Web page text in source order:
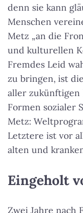
denn sie kann
Menschen
Metz „an die
und kulturellen
Fremdes Leid
zu bringen, ist
aller zukünftigen
Formen sozialer
Metz:
Letztere ist vor
alten und
Eingeholt
Zwei Jahre nach